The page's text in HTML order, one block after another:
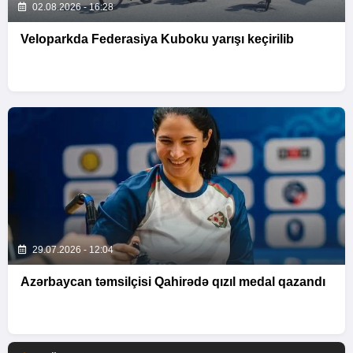
02.08.2026 - 16:28
Veloparkda Federasiya Kuboku yarışı keçirilib
29.07.2026 - 12:04
Azərbaycan təmsilçisi Qahirədə qızıl medal qazandı